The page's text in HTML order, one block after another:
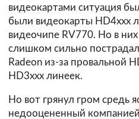
видеокартами ситуация
были видеокарты HD4ххх
видеочипе RV770. Но в
слишком сильно
Radeon из-за провальной
HD3xxx линеек.
Но вот грянул гром средь
недооцененный